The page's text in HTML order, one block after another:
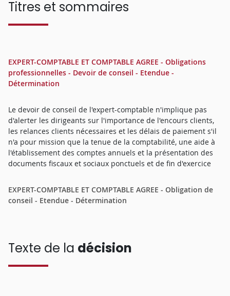
Titres et sommaires
EXPERT-COMPTABLE ET COMPTABLE AGREE - Obligations
professionnelles - Devoir de conseil - Etendue -
Détermination
Le devoir de conseil de l'expert-comptable n'implique pas
d'alerter les dirigeants sur l'importance de l'encours clients,
les relances clients nécessaires et les délais de paiement s'il
n'a pour mission que la tenue de la comptabilité, une aide à
l'établissement des comptes annuels et la présentation des
documents fiscaux et sociaux ponctuels et de fin d'exercice
EXPERT-COMPTABLE ET COMPTABLE AGREE - Obligation de
conseil - Etendue - Détermination
Texte de la décision